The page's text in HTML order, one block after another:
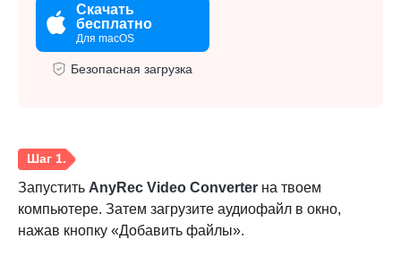
Скачать
бесплатно
Для macOS
Безопасная загрузка
Запустить AnyRec Video Converter на твоем
компьютере. Затем загрузите аудиофайл в окно,
нажав кнопку «Добавить файлы».